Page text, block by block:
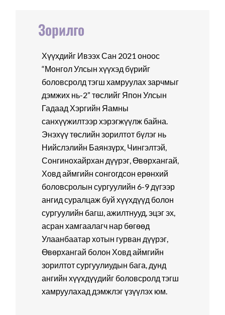
Зорилго
Хүүхдийг Ивээх Сан 2021 оноос
“Монгол Улсын хүүхэд бүрийг
боловсролд тэгш хамруулах зарчмыг
дэмжих нь-2” төслийг Япон Улсын
Гадаад Хэргийн Яамны
санхүүжилтээр хэрэгжүүлж байна.
Энэхүү төслийн зорилтот бүлэг нь
Нийслэлийн Баянзүрх, Чингэлтэй,
Сонгинохайрхан дүүрэг, Өвөрхангай,
Ховд аймгийн сонгогдсон ерөнхий
боловсролын сургуулийн 6-9 дүгээр
ангид суралцаж буй хүүхдүүд болон
сургуулийн багш, ажилтнууд, эцэг эх,
асран хамгаалагч нар бөгөөд
Улаанбаатар хотын гурван дүүрэг,
Өвөрхангай болон Ховд аймгийн
зорилтот сургуулиудын бага, дунд
ангийн хүүхдүүдийг боловсролд тэгш
хамруулахад дэмжлэг үзүүлэх юм.